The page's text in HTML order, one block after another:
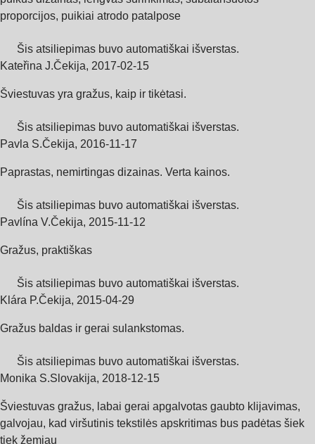
proporcijos, puikiai atrodo patalpose
Šis atsiliepimas buvo automatiškai išverstas.
Kateřina J.Čekija, 2017‑02‑15
Šviestuvas yra gražus, kaip ir tikėtasi.
Šis atsiliepimas buvo automatiškai išverstas.
Pavla S.Čekija, 2016‑11‑17
Paprastas, nemirtingas dizainas. Verta kainos.
Šis atsiliepimas buvo automatiškai išverstas.
Pavlína V.Čekija, 2015‑11‑12
Gražus, praktiškas
Šis atsiliepimas buvo automatiškai išverstas.
Klára P.Čekija, 2015‑04‑29
Gražus baldas ir gerai sulankstomas.
Šis atsiliepimas buvo automatiškai išverstas.
Monika S.Slovakija, 2018‑12‑15
Šviestuvas gražus, labai gerai apgalvotas gaubto klijavimas,
galvojau, kad viršutinis tekstilės apskritimas bus padėtas šiek
tiek žemiau